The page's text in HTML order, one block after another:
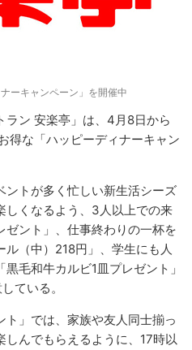
ーキャンペーン」を開催中
ラン 安楽亭」は、4月8日から
得な「ハッピーディナーキャン
トが多く忙しい新生活シーズ
しくなるよう、3人以上での来
ント」、仕事終わりの一杯を
（中）218円」、学生にも人
毛和牛カルビ1皿プレゼント」
ている。
ト」では、家族や友人同士揃っ
んでもらえるように、17時以